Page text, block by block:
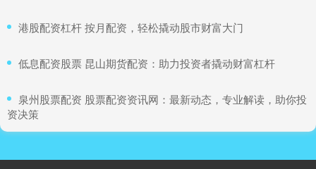
​港股配资杠杆 按月配资，轻松撬动股市财富大门
​低息配资股票 昆山期货配资：助力投资者撬动财富杠杆
​泉州股票配资 股票配资资讯网：最新动态，专业解读，助你投
资决策